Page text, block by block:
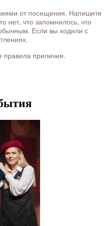
от посещения. Напишите
нет, что запомнилось, что
Если вы ходили с
правила приличия.